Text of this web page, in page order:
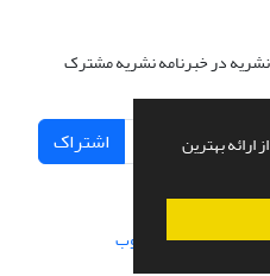
ارائه بهترین
نشریه در خبرنامه نشریه مشترک
اشتراک
پیاده سازی از سیناوب